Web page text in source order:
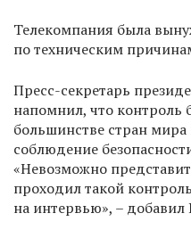
Телекомпания была
по техническим
Пресс-секретарь
напомнил, что контроль
большинстве стран
соблюдение
«Невозможно
проходил такой
на интервью», –